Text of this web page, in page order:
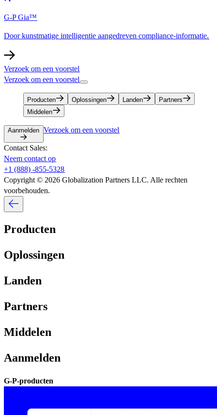
G-P Gia™​​
Door kunstmatige intelligentie aangedreven compliance-informatie.​​
Verzoek om een voorstel​​
Verzoek om een voorstel​​
Producten​​ Oplossingen​​ Landen​​
Partners​​
Middelen​​
Aanmelden​​ Verzoek om een voorstel​​
Contact Sales:​​
Neem contact op​​
+1 (888) -855-5328​​
Copyright © 2026 Globalization Partners LLC. Alle rechten
voorbehouden.​​
Producten​​
Oplossingen​​
Landen​​
Partners​​
Middelen​​
Aanmelden​​
G-P-producten​​